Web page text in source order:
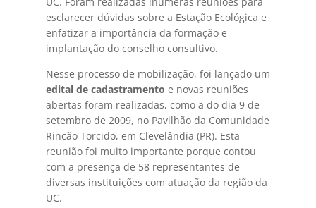
esclarecer dúvidas sobre a Estação Ecológica e
enfatizar a importância da formação e
implantação do conselho consultivo.
Nesse processo de mobilização, foi lançado um
edital de cadastramento e novas reuniões
abertas foram realizadas, como a do dia 9 de
setembro de 2009, no Pavilhão da Comunidade
Rincão Torcido, em Clevelândia (PR). Esta
reunião foi muito importante porque contou
com a presença de 58 representantes de
diversas instituições com atuação da região da
UC.